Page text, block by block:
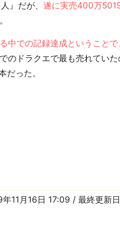
』だが、 遂に実売400万
中での記録達成ということ
のドラクエで最も売れてい
った。
11月16日 17:09 / 最終更新日